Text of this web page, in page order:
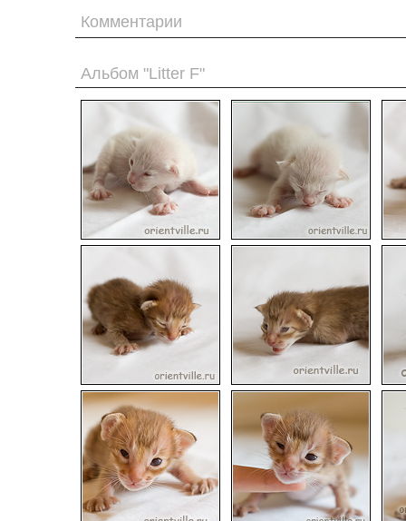
Комментарии
Альбом "Litter F"